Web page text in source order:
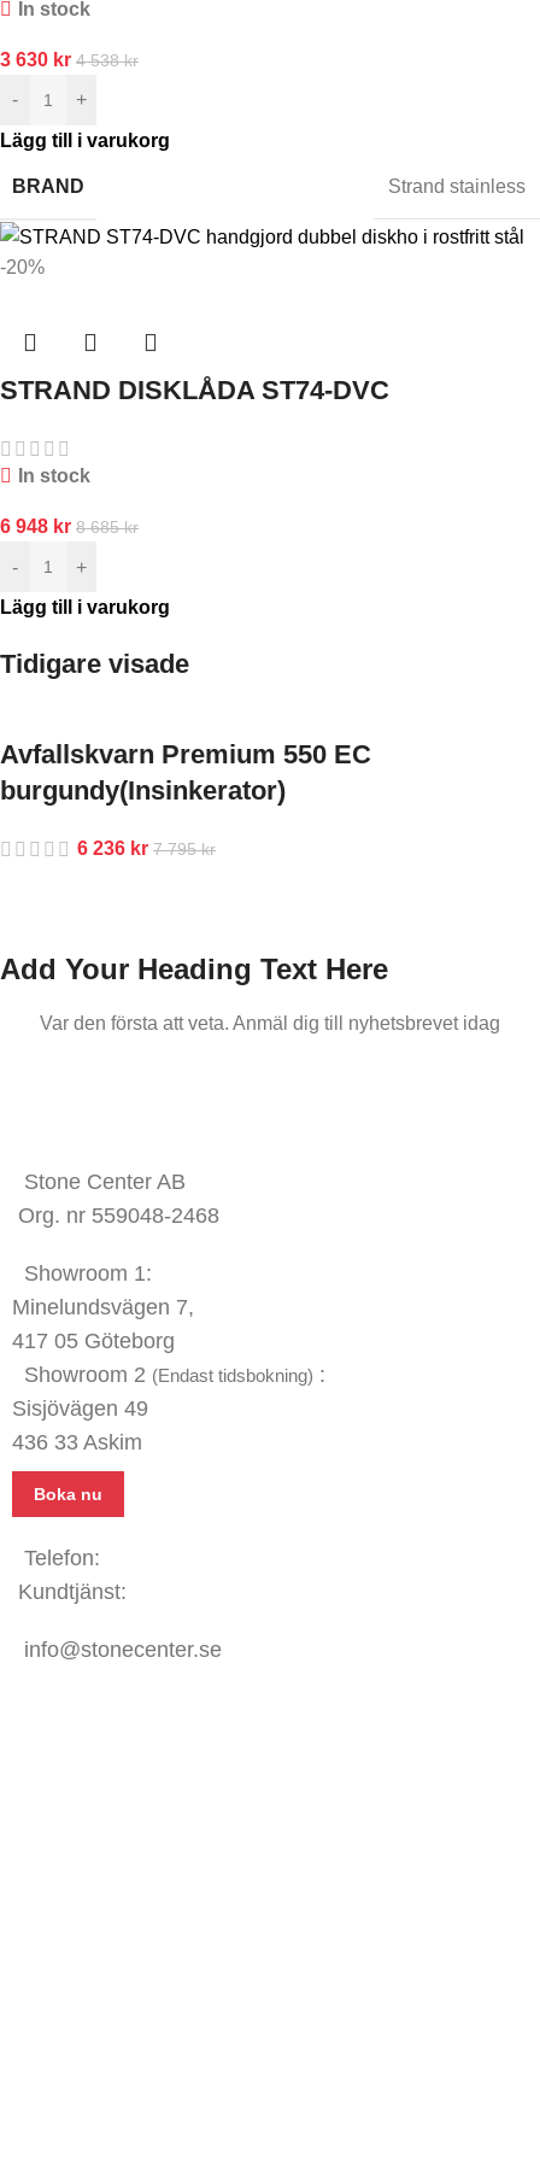
In stock
3 630 kr 4 538kr
-
+
Lägg till i varukorg
BRAND Strand stainless
-20%
STRAND DISKLÅDA ST74-DVC
In stock
6 948 kr 8 685kr
-
+
Lägg till i varukorg
Tidigare visade
Avfallskvarn Premium 550 EC
burgundy(Insinkerator)
6 236 kr 7 795kr
Add Your Heading Text Here
Var den första att veta. Anmäl dig till nyhetsbrevet idag
Stone Center AB
Org. nr 559048-2468
Showroom 1:
Minelundsvägen 7,
417 05 Göteborg
Showroom 2 (Endast tidsbokning) :
Sisjövägen 49
436 33 Askim
Boka nu
Telefon:
Kundtjänst:
info@stonecenter.se